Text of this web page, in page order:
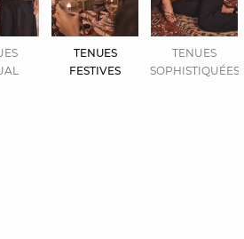
TENUES
FESTIVES
TENUES
SOPHISTIQUÉES